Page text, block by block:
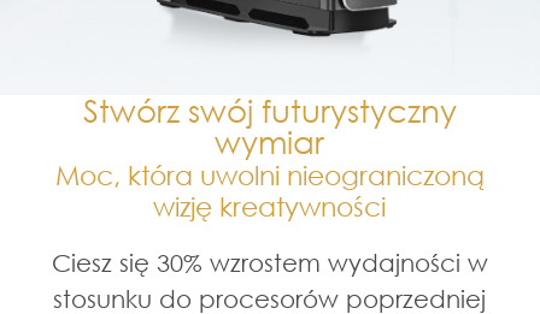
Stwórz swój futurystyczny
wymiar
Moc, która uwolni nieograniczoną
wizję kreatywności
Ciesz się 30% wzrostem wydajności w
stosunku do procesorów poprzedniej